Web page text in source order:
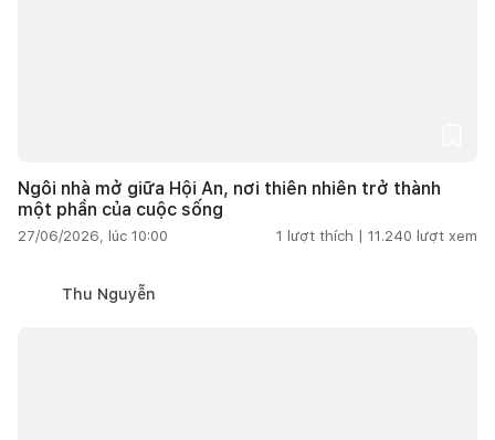
Ngôi nhà mở giữa Hội An, nơi thiên nhiên trở thành
một phần của cuộc sống
27/06/2026, lúc 10:00 1 lượt thích | 11.240 lượt xem
Thu Nguyễn